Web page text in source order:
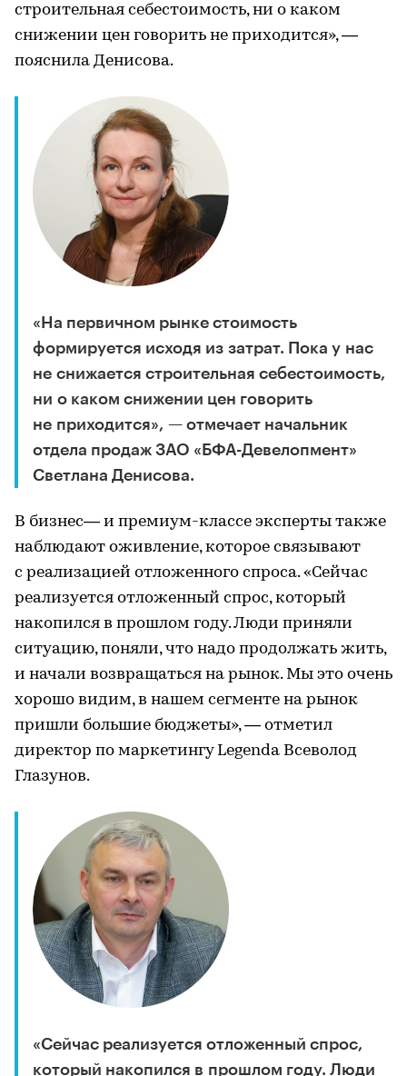
строительная себестоимость, ни о каком
снижении цен говорить не приходится», —
пояснила Денисова.
«На первичном рынке стоимость
формируется исходя из затрат. Пока у нас
не снижается строительная себестоимость,
ни о каком снижении цен говорить
не приходится», — отмечает начальник
отдела продаж ЗАО «БФА-Девелопмент»
Светлана Денисова.
В бизнес— и премиум-классе эксперты также
наблюдают оживление, которое связывают
с реализацией отложенного спроса. «Сейчас
реализуется отложенный спрос, который
накопился в прошлом году. Люди приняли
ситуацию, поняли, что надо продолжать жить,
и начали возвращаться на рынок. Мы это очень
хорошо видим, в нашем сегменте на рынок
пришли большие бюджеты», — отметил
директор по маркетингу Legenda Всеволод
Глазунов.
«Сейчас реализуется отложенный спрос,
который накопился в прошлом году. Люди